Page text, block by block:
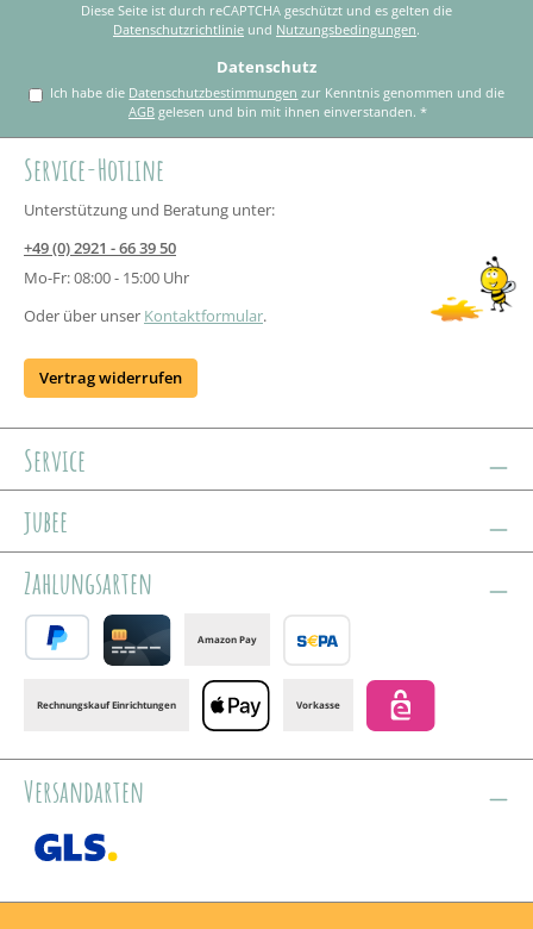
Diese Seite ist durch reCAPTCHA geschützt und es gelten die
Datenschutzrichtlinie und Nutzungsbedingungen.
Datenschutz
Ich habe die Datenschutzbestimmungen
AGB gelesen und bin mit ihnen einverstanden.*
Service-Hotline
Unterstützung und Beratung unter:
+49 (0) 2921 - 66 39 50
Mo-Fr: 08:00 - 15:00 Uhr
Oder über unser Kontaktformular.
Vertrag widerrufen
Service
jubee
Zahlungsarten
Amazon Pay
Banktransfer
Rechnungskauf Einrichtungen Vorkasse
Versandarten